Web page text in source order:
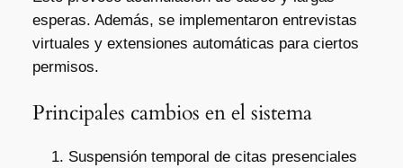
esperas. Además, se implementaron entrevistas
virtuales y extensiones automáticas para ciertos
permisos.
Principales cambios en el sistema
Suspensión temporal de citas presenciales